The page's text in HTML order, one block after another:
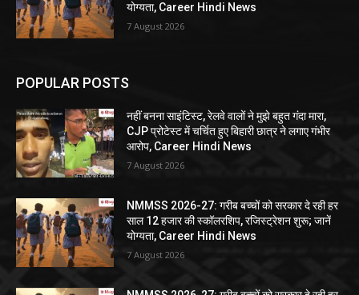
योग्यता, Career Hindi News
7 August 2026
POPULAR POSTS
नहीं बनना साइंटिस्ट, रेलवे वालों ने मुझे बहुत गंदा मारा,
CJP प्रोटेस्ट में चर्चित हुए बिहारी छात्र ने लगाए गंभीर
आरोप, Career Hindi News
7 August 2026
NMMSS 2026-27: गरीब बच्चों को सरकार दे रही हर
साल 12 हजार की स्कॉलरशिप, रजिस्ट्रेशन शुरू; जानें
योग्यता, Career Hindi News
7 August 2026